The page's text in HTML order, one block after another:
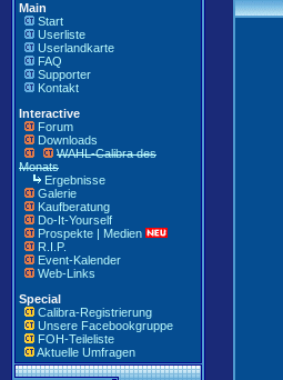
Main
Start
Userliste
Userlandkarte
FAQ
Supporter
Kontakt
Interactive
Forum
Downloads
WAHL-Calibra des
Monats
Ergebnisse
Galerie
Kaufberatung
Do-It-Yourself
Prospekte | Medien
R.I.P.
Event-Kalender
Web-Links
Special
Calibra-Registrierung
Unsere Facebookgruppe
FOH-Teileliste
Aktuelle Umfragen